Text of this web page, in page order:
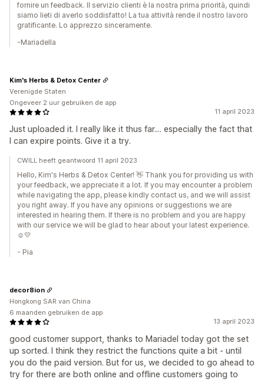
fornire un feedback. Il servizio clienti è la nostra prima priorità, quindi
siamo lieti di averlo soddisfatto! La tua attività rende il nostro lavoro
gratificante. Lo apprezzo sinceramente.
-Mariadella
11 april 2023
Just uploaded it. I really like it thus far.... especially the fact that
I can expire points. Give it a try.
Kim's Herbs & Detox Center
Verenigde Staten
Ongeveer 2 uur gebruiken de app
CWILL heeft geantwoord 11 april 2023
Hello, Kim's Herbs & Detox Center! 👋 Thank you for providing us with
your feedback, we appreciate it a lot. If you may encounter a problem
while navigating the app, please kindly contact us, and we will assist
you right away. If you have any opinions or suggestions we are
interested in hearing them. If there is no problem and you are happy
with our service we will be glad to hear about your latest experience.
☺️💛
- Pia
13 april 2023
good customer support, thanks to Mariadel today got the set
up sorted. I think they restrict the functions quite a bit - until
you do the paid version. But for us, we decided to go ahead to
try for there are both online and offline customers going to
decor8ion
Hongkong SAR van China
6 maanden gebruiken de app